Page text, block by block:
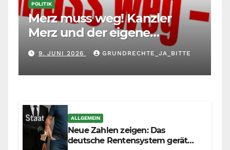
POLITIK
Merz muss weg! Kanzler
Merz und der eigene
Maßstab: Wer andere richtet,
muss sich selbst richten
9. JUNI 2026 GRUNDRECHTE_JA_BITTE
ALLGEMEIN
Neue Zahlen zeigen: Das
deutsche Rentensystem gerät